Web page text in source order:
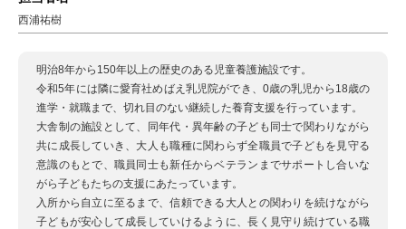
西浦祐樹
明治8年から150年以上の歴史のある児童養護施設です。
令和5年には隣に愛育社めばえ乳児院ができ、0歳の乳児から18歳の
進学・就職まで、切れ目のない継続した養育支援を行っています。
大舎制の施設として、同年代・異年齢の子ども同士で関わりながら
共に成長していき、大人も職種に関わらず全職員で子どもを見守る
意識のもとで、職員同士も新任からベテランまでサポートし合いな
がら子どもたちの支援にあたっています。
入所から自立に至るまで、信頼できる大人との関わりを続けながら
子どもが安心して成長していけるように、長く見守り続けている職